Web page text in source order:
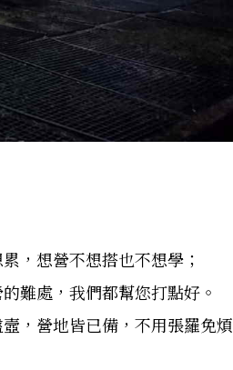
，想營不想搭也不想學；
難處，我們都幫您打點好。
，營地皆已備，不用張羅免煩